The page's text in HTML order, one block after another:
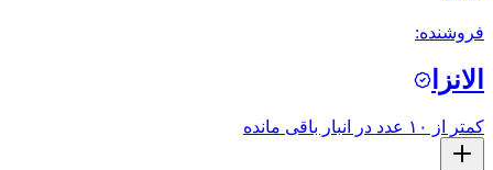
فروشنده:
الانزا
کمتر از ۱۰ عدد در انبار باقی مانده